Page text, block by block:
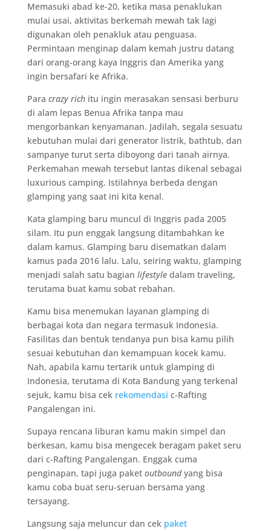
Memasuki abad ke-20, ketika masa penaklukan
mulai usai, aktivitas berkemah mewah tak lagi
digunakan oleh penakluk atau penguasa.
Permintaan menginap dalam kemah justru datang
dari orang-orang kaya Inggris dan Amerika yang
ingin bersafari ke Afrika.
Para crazy richitu ingin merasakan sensasi berburu
di alam lepas Benua Afrika tanpa mau
mengorbankan kenyamanan. Jadilah, segala sesuatu
kebutuhan mulai dari generator listrik, bathtub, dan
sampanye turut serta diboyong dari tanah airnya.
Perkemahan mewah tersebut lantas dikenal sebagai
luxurious camping. Istilahnya berbeda dengan
glamping yang saat ini kita kenal.
Kata glamping baru muncul di Inggris pada 2005
silam. Itu pun enggak langsung ditambahkan ke
dalam kamus. Glamping baru disematkan dalam
kamus pada 2016 lalu. Lalu, seiring waktu, glamping
menjadi salah satu bagian lifestyledalam traveling,
terutama buat kamu sobat rebahan.
Kamu bisa menemukan layanan glamping di
berbagai kota dan negara termasuk Indonesia.
Fasilitas dan bentuk tendanya pun bisa kamu pilih
sesuai kebutuhan dan kemampuan kocek kamu.
Nah, apabila kamu tertarik untuk glamping di
Indonesia, terutama di Kota Bandung yang terkenal
sejuk, kamu bisa cek rekomendasi c-Rafting
Pangalengan ini.
Supaya rencana liburan kamu makin simpel dan
berkesan, kamu bisa mengecek beragam paket seru
dari c-Rafting Pangalengan. Enggak cuma
penginapan, tapi juga paket outboundyang bisa
kamu coba buat seru-seruan bersama yang
tersayang.
Langsung saja meluncur dan cek paket